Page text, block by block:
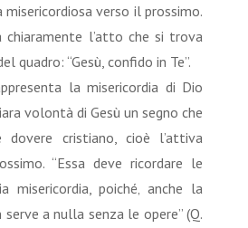
verso il prossimo.
chiaramente l’atto che si trova
quadro: “Gesù, confido in Te”.
la misericordia di Dio
volontà di Gesù un segno che
dovere cristiano, cioè l’attiva
“Essa deve ricordare le
misericordia, poiché‚ anche la
a nulla senza le opere” (Q.